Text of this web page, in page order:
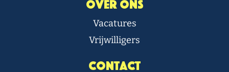
Over Ons
Vacatures
Vrijwilligers
Contact